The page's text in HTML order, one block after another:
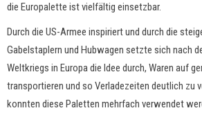
die Europalette ist vielfältig einsetzbar.
Durch die US-Armee inspiriert und durch die
Gabelstaplern und Hubwagen setzte sich nach
Weltkriegs in Europa die Idee durch, Waren auf
transportieren und so Verladezeiten deutlich zu
konnten diese Paletten mehrfach verwendet